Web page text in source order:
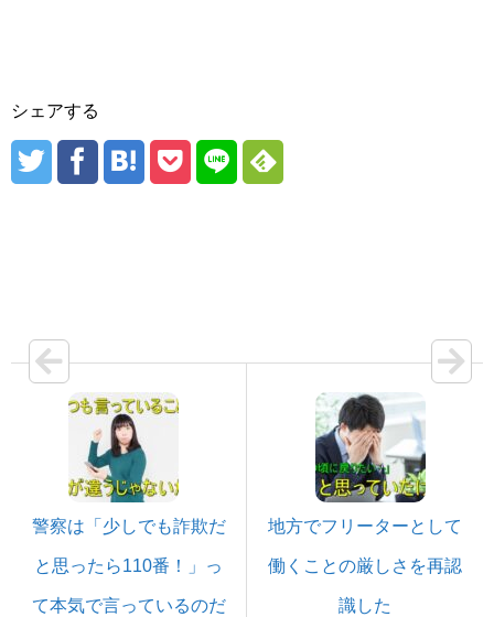
シェアする
警察は「少しでも詐欺だ
と思ったら110番！」っ
て本気で言っているのだ
地方でフリーターとして
働くことの厳しさを再認
識した